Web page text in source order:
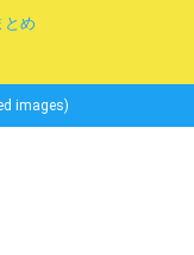
とめ
images)